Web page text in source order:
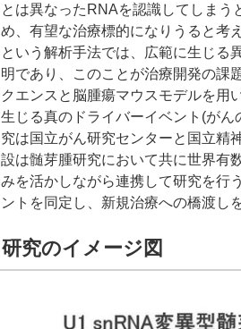
とは異なったRNAを認識してしまう
め、有望な治療標的になりうると考
という解析手法では、広範に生じる
明であり、このことが治療開発の課
クエンスと脳腫瘍マウスモデルを用
生じる真のドライバーイベント(が
究は国立がん研究センターと国立精
設は髄芽腫研究において共に世界有
みを活かしながら連携して研究を行
ントを同定し、新規治療への橋渡し
研究のイメージ図